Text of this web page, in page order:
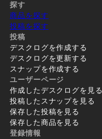
探す
商品を探す
投稿を探す
投稿
デスクログを作成する
デスクログを更新する
スナップを作成する
ユーザーページ
作成したデスクログを見る
投稿したスナップを見る
保存した投稿を見る
保存した商品を見る
登録情報